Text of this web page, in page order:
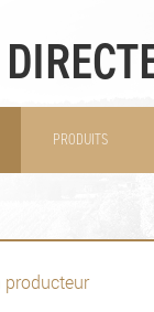
PRODUITS